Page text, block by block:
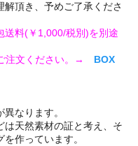
頂き、予めご了承くださ
料(￥1,000/税別)を別途
注文ください。→ BOX
なります。
は天然素材の証と考え、そ
作っています。